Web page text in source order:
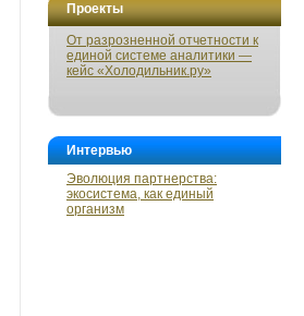
Проекты
От разрозненной отчетности к
единой системе аналитики —
кейс «Холодильник.ру»
Интервью
Эволюция партнерства:
экосистема, как единый
организм